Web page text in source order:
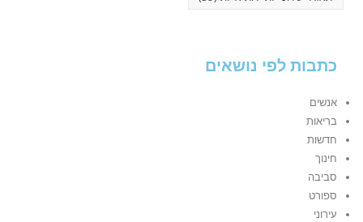
כתבות לפי נושאים
אנשים
בריאות
חדשות
חינוך
סביבה
ספורט
עירוני